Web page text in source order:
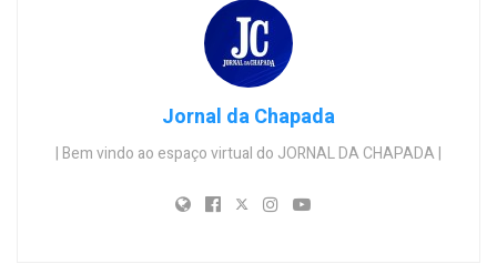
Jornal da Chapada
| Bem vindo ao espaço virtual do JORNAL DA CHAPADA |